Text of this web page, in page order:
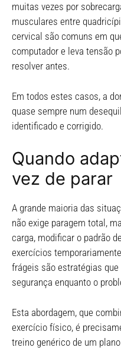
muitas vezes por
musculares entre
cervical são comuns em
computador e leva tensão
resolver antes.
Em todos estes casos, a
quase sempre num
identificado e corrigido.
Quando
vez de parar
A grande maioria das
não exige paragem total,
carga, modificar o padrão
exercícios
frágeis são estratégias
segurança enquanto o
Esta abordagem, que
exercício físico, é
treino genérico de um